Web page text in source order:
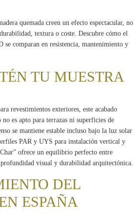
quemada creen un efecto espectacular, no
textura o coste. Descubre cómo el
se comparan en resistencia, mantenimiento y
TU MUESTRA
revestimientos exteriores, este acabado
es apto para terrazas ni superficies de
se mantiene estable incluso bajo la luz solar
PAR y UYS para instalación vertical y
ofrece un equilibrio perfecto entre
visual y durabilidad arquitectónica.
DEL
ESPAÑA